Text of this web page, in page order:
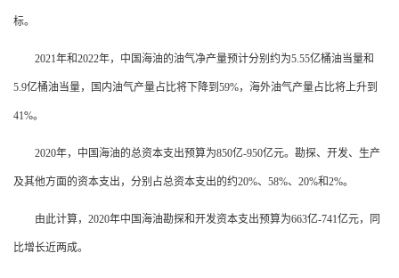
标。
2021年和2022年，中国海油的油气净产量预计分别约为5.55亿桶油当量和
5.9亿桶油当量，国内油气产量占比将下降到59%，海外油气产量占比将上升到
41%。
2020年，中国海油的总资本支出预算为850亿-950亿元。勘探、开发、生产
及其他方面的资本支出，分别占总资本支出的约20%、58%、20%和2%。
由此计算，2020年中国海油勘探和开发资本支出预算为663亿-741亿元，同
比增长近两成。